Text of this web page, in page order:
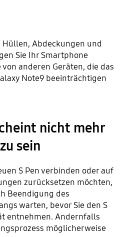
Abdeckungen und
Sie Ihr Smartphone
von anderen Geräten, die das
Note9 beeinträchtigen
nicht mehr
sein
S Pen verbinden oder auf
zurücksetzen möchten,
Beendigung des
warten, bevor Sie den S
entnehmen. Andernfalls
möglicherweise